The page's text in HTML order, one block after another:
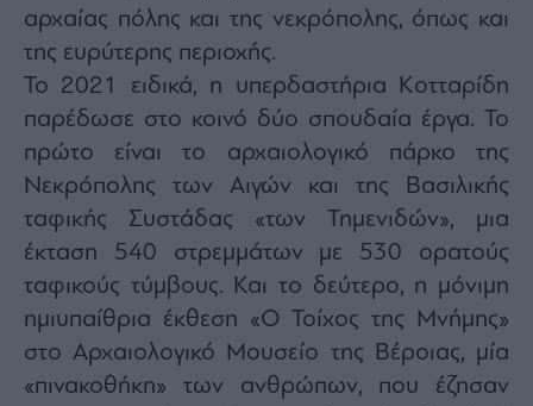
αρχαίας πόλης και της νεκρόπολης, όπως και
της ευρύτερης περιοχής.
Το 2021 ειδικά, η υπερδαστήρια Κοτταρίδη
παρέδωσε στο κοινό δύο σπουδαία έργα. Το
πρώτο είναι το αρχαιολογικό πάρκο της
Νεκρόπολης των Αιγών και της Βασιλικής
ταφικής Συστάδας «των Τημενιδών», μια
έκταση 540 στρεμμάτων με 530 ορατούς
ταφικούς τύμβους. Και το δεύτερο, η μόνιμη
ημιυπαίθρια έκθεση «Ο Τοίχος της Μνήμης»
στο Αρχαιολογικό Μουσείο της Βέροιας, μία
«πινακοθήκη» των ανθρώπων, που έζησαν